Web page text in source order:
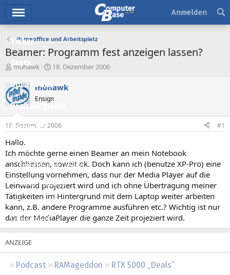
Ticker
Tests
Downloads
Preisvergleich
Forum
Aktuelles
Empfohlene Inhalte
Neue Beiträge
Neueste Aktivitäten
Leserartikel
Podcast RAMageddon
RTX 5000 „Deals“
Anmelden
Homeoffice und Arbeitsplatz
Beamer: Programm fest anzeigen lassen?
E
s
t
e
e
r
m0hawk
E
s
e
l
t
18. Dezember 2006
m0hawk
Ensign
18. Dezember 2006 #1
Hallo.
Ich möchte gerne einen Beamer an mein Notebook
anschliessen, soweit ok. Doch kann ich (benutze XP-Pro) eine
Einstellung vornehmen, dass nur der Media Player auf die
Leinwand projeziert wird und ich ohne Übertragung meiner
Tätigkeiten im Hintergrund mit dem Laptop weiter arbeiten
kann, z.B. andere Programme ausführen etc.? Wichtig ist nur
das der MediaPlayer die ganze Zeit projeziert wird.